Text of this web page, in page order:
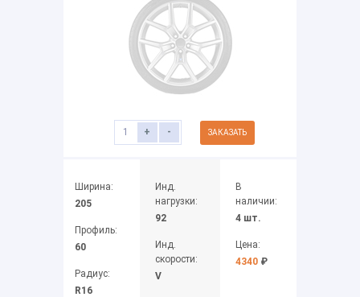
+ - ЗАКАЗАТЬ
Ширина:
205
Профиль:
60
Радиус:
R16
Инд.
нагрузки:
92
Инд.
скорости:
V
В
наличии:
4 шт.
Цена:
4340 ₽